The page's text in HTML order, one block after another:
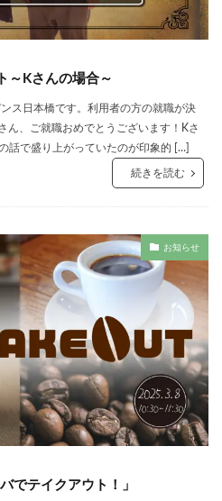
～Kさんの場合～
ス日本橋です。利用者の方の就職が決
ん、ご就職おめでとうございます！Kさ
話で盛り上がっていたのが印象的 […]
続きを読む
お知らせ
でテイクアウト！」